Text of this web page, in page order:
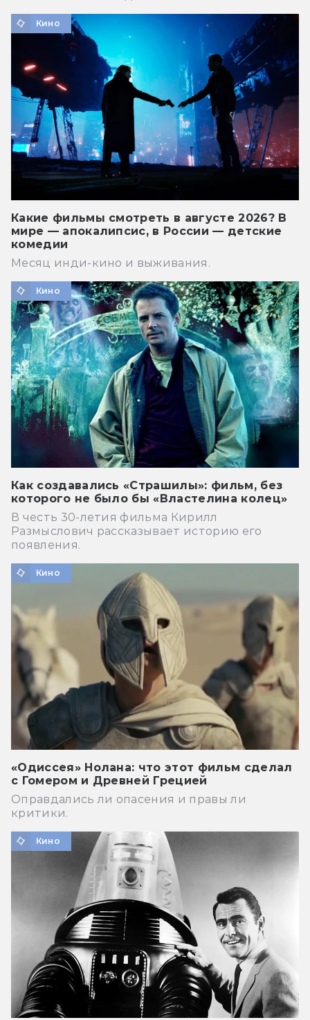
Кино
Какие фильмы смотреть в августе 2026? В
мире — апокалипсис, в России — детские
комедии
Месяц инди-кино и выживания.
Кино
Как создавались «Страшилы»: фильм, без
которого не было бы «Властелина колец»
В честь 30-летия фильма Кирилл
Размыслович рассказывает историю его
появления.
Кино
«Одиссея» Нолана: что этот фильм сделал
с Гомером и Древней Грецией
Оправдались ли опасения и правы ли
критики.
Кино